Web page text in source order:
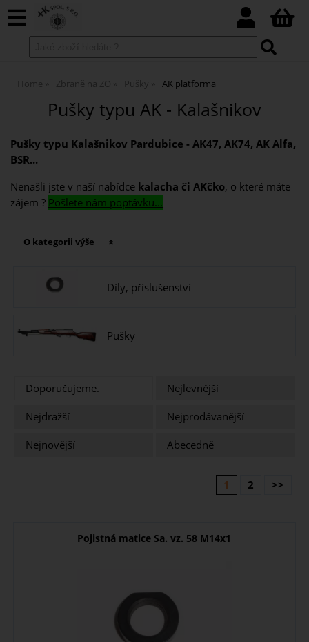
Home Zbraně na ZO Pušky AK platforma
Pušky typu AK - Kalašnikov
Pušky typu Kalašnikov Pardubice - AK47, AK74, AK Alfa,
BSR...
Nenašli jste v naší nabídce kalacha či AKčko, o které máte
zájem ? Pošlete nám poptávku...
O kategorii výše
Díly, příslušenství
Pušky
Doporučujeme.
Nejlevnější
Nejdražší
Nejprodávanější
Nejnovější
Abecedně
1 2 >>
Pojistná matice Sa. vz. 58 M14x1